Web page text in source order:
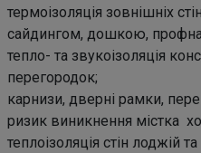
термоізоляція зовнішніх
сайдингом, дошкою,
тепло- та звукоізоляція
перегородок;
карнизи, дверні рамки,
ризик виникнення містка
теплоізоляція стін лоджій